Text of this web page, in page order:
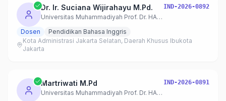
Dr. Ir. Suciana Wijirahayu M.Pd.
Universitas Muhammadiyah Prof. Dr. HAMKA
IND-2026-0892
Dosen
Pendidikan Bahasa Inggris
Kota Administrasi Jakarta Selatan, Daerah Khusus Ibukota
Jakarta
Martriwati M.Pd
Universitas Muhammadiyah Prof. Dr. HAMKA
IND-2026-0891